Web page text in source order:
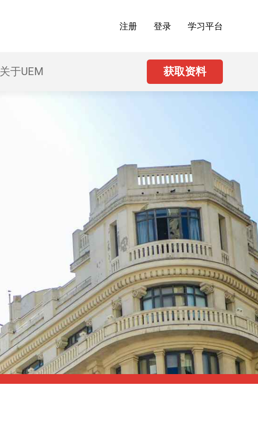
注册 登录 学习平台
关于UEM 获取资料